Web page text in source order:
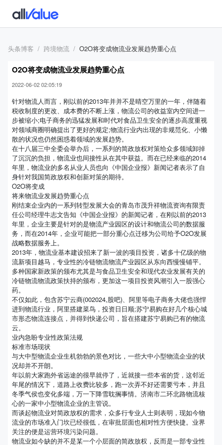
头条博客 跨境物流 O2O将变成物流业发展趋势重心点
O2O将变成物流业发展趋势重心点
2022-06-02 02:05:19
针对物流人而言，刚以前的2013年并并不是晴空万里的一年，伴随着
税收制度的更改、成本费的不断上涨，物流公司的收益室内空间进一
步被缩小;电子商务的迅猛发展和时代对食品卫生安全的逐步高度重视
对领域商圈明确提出了更好的规定;物流行业内出现的非规范化、小懒
散的状况也仍然困惑着领域的发展趋势。
在十八届三中全委会举办后，一系列的简政放权对策给众多领域卸掉
了沉沉的负担，物流业也间接性从在其中获益。而在已经来临的2014
年里，物流业的多名从业人员也向《中国企业报》新闻记者表示了自
身针对我国简政放权和创新对策的期待。
O2O将变成
将来物流业发展趋势重心点
刚结束企业内的一系列转型发展大会的青岛市茂升祥物流资询有限责
任公司经理牛志文告知《中国企业报》的新闻记者，在刚以前的2013
年里，企业主要是针对的是物流产业园区的设计和物流公司的数据服
务，而在2014年，企业可能把一部分重心点迁移为公司给予O2O发展
战略数据服务上。
2013年，物流业基本建设招来了新一波的项目投资，诸多十亿级的物
流新项目越马，专业性的冷链物流物流产业园区从东向西慢慢铺平。
多种国家新政策的颁布尤其是与食品卫生安全和现代农业发展有关的
冷链物流物流政策扶持的颁布，更加这一项目投资风潮引入一股强心
药。
不仅如此，包含苏宁云商(002024,股吧)、阿里等电子商务大佬也强悍
进到物流行业，阿里搭建菜鸟，投资日日顺;苏宁易购在好几个核心城
市形态物流连接点，并得到快递公司，旨在搭建苏宁易购已有的物流
云。
业内急盼专业性政策法规
标准市场现状
与大中型物流企业生机勃勃的景色对比，一些大中小型物流企业的状
况却并不开朗。
年以前大家跑外省远途的很早就停了，近就接一些本省的货，这邻近
年尾的情况下，道路上收费比较多，跑一次弄不好还需要亏本，并且
冬季气侯也变化多端，万一下降雪耽搁事情。济南市二环北路物流核
心的一家中小型物流企业的主管说。
而谈起物流业对简政放权的需求，众多行专业人士则表明，现如今物
流业的市场准入门坎已经很低，在审批层面也相对性方便快捷。业界
关注的便是运营环境污染问题。
物流业如今缺的并不是某一个小层面的简政放权，反而是一部专业性